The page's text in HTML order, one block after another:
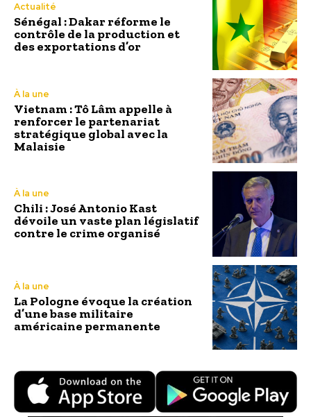
Actualité
Sénégal : Dakar réforme le
contrôle de la production et
des exportations d’or
À la une
Vietnam : Tô Lâm appelle à
renforcer le partenariat
stratégique global avec la
Malaisie
À la une
Chili : José Antonio Kast
dévoile un vaste plan législatif
contre le crime organisé
À la une
La Pologne évoque la création
d’une base militaire
américaine permanente